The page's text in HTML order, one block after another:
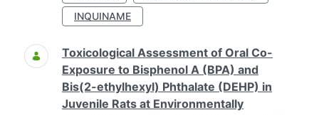
INQUINAME
Toxicological Assessment of Oral Co-
Exposure to Bisphenol A (BPA) and
Bis(2-ethylhexyl) Phthalate (DEHP) in
Juvenile Rats at Environmentally